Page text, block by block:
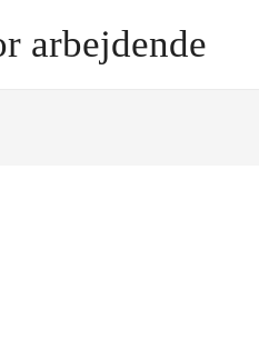
arbejdende